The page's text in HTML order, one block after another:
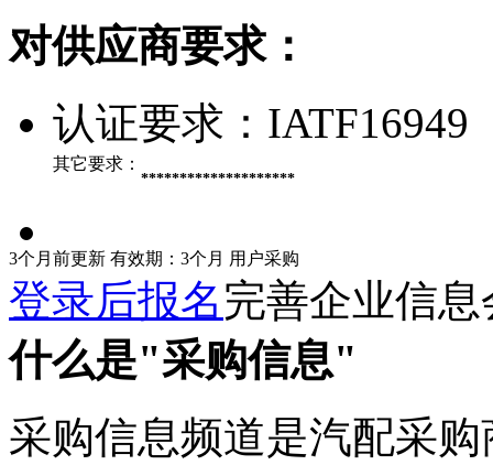
对供应商要求：
认证要求： IATF16949
其它要求：
********************
3个月前更新 有效期：3个月 用户采购
登录后报名完善企业信
什么是"采购信息"
采购信息频道是汽配采